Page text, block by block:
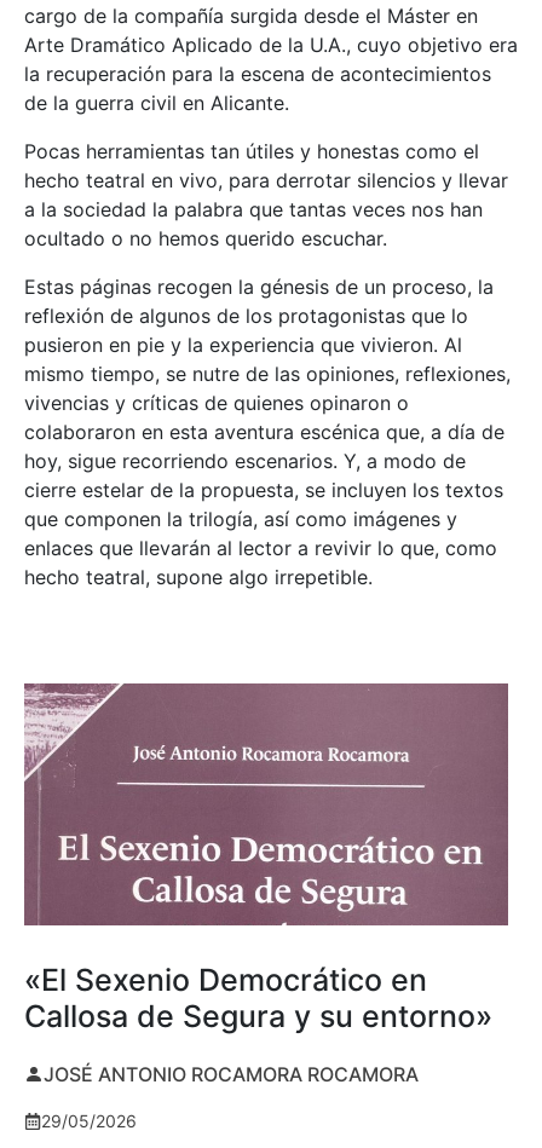
cargo de la compañía surgida desde el Máster en
Arte Dramático Aplicado de la U.A., cuyo objetivo era
la recuperación para la escena de acontecimientos
de la guerra civil en Alicante.
Pocas herramientas tan útiles y honestas como el
hecho teatral en vivo, para derrotar silencios y llevar
a la sociedad la palabra que tantas veces nos han
ocultado o no hemos querido escuchar.
Estas páginas recogen la génesis de un proceso, la
reflexión de algunos de los protagonistas que lo
pusieron en pie y la experiencia que vivieron. Al
mismo tiempo, se nutre de las opiniones, reflexiones,
vivencias y críticas de quienes opinaron o
colaboraron en esta aventura escénica que, a día de
hoy, sigue recorriendo escenarios. Y, a modo de
cierre estelar de la propuesta, se incluyen los textos
que componen la trilogía, así como imágenes y
enlaces que llevarán al lector a revivir lo que, como
hecho teatral, supone algo irrepetible.
«El Sexenio Democrático en
Callosa de Segura y su entorno»
JOSÉ ANTONIO ROCAMORA ROCAMORA
29/05/2026